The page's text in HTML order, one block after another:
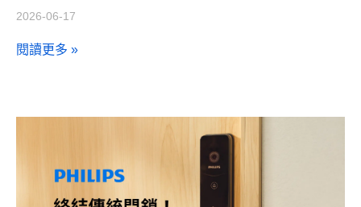
2026-06-17
閱讀更多 »